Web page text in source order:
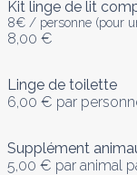
Kit linge de lit
8€ / personne (pour
8,00 €
Linge de toilette
6,00 € par
Supplément
5,00 € par animal